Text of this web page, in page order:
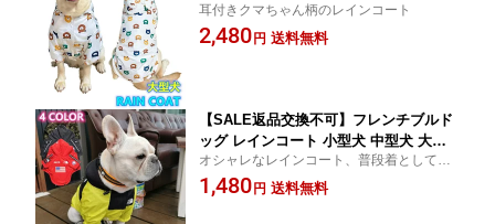
田犬 クマ 雨 散歩 グッズ 防水ジャケッ
ト 可愛い クマ 服 ドッグウェア クマ カ
耳付きクマちゃん柄のレインコート
2,480円 送料無料
【SALE返品交換不可】フレンチブルド
ッグ レインコート 小型犬 中型犬 大型
犬 犬 雨 散歩 グッズ フレブル 防水ジャ
ケット 犬 服 ドッグウェア ジャンパー
オシャレなレインコート、普段着としても
OK
1,480円 送料無料